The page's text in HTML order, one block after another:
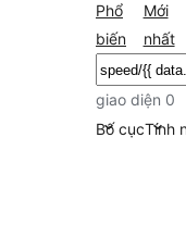
Phổ
biến
Mới
nhất
Tìm
kiếm
giao diện 0
Bố cụcTính